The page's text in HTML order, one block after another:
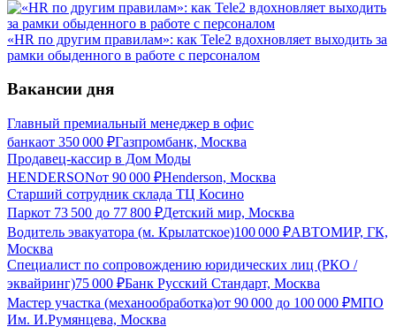
«HR по другим правилам»: как Tele2 вдохновляет выходить за
рамки обыденного в работе с персоналом
Вакансии дня
Главный премиальный менеджер в офис
банкаот 350 000 ₽Газпромбанк, Москва
Продавец-кассир в Дом Моды
HENDERSONот 90 000 ₽Henderson, Москва
Старший сотрудник склада ТЦ Косино
Паркот 73 500 до 77 800 ₽Детский мир, Москва
Водитель эвакуатора (м. Крылатское)100 000 ₽АВТОМИР, ГК,
Москва
Специалист по сопровождению юридических лиц (РКО /
эквайринг)75 000 ₽Банк Русский Стандарт, Москва
Мастер участка (механообработка)от 90 000 до 100 000 ₽МПО
Им. И.Румянцева, Москва